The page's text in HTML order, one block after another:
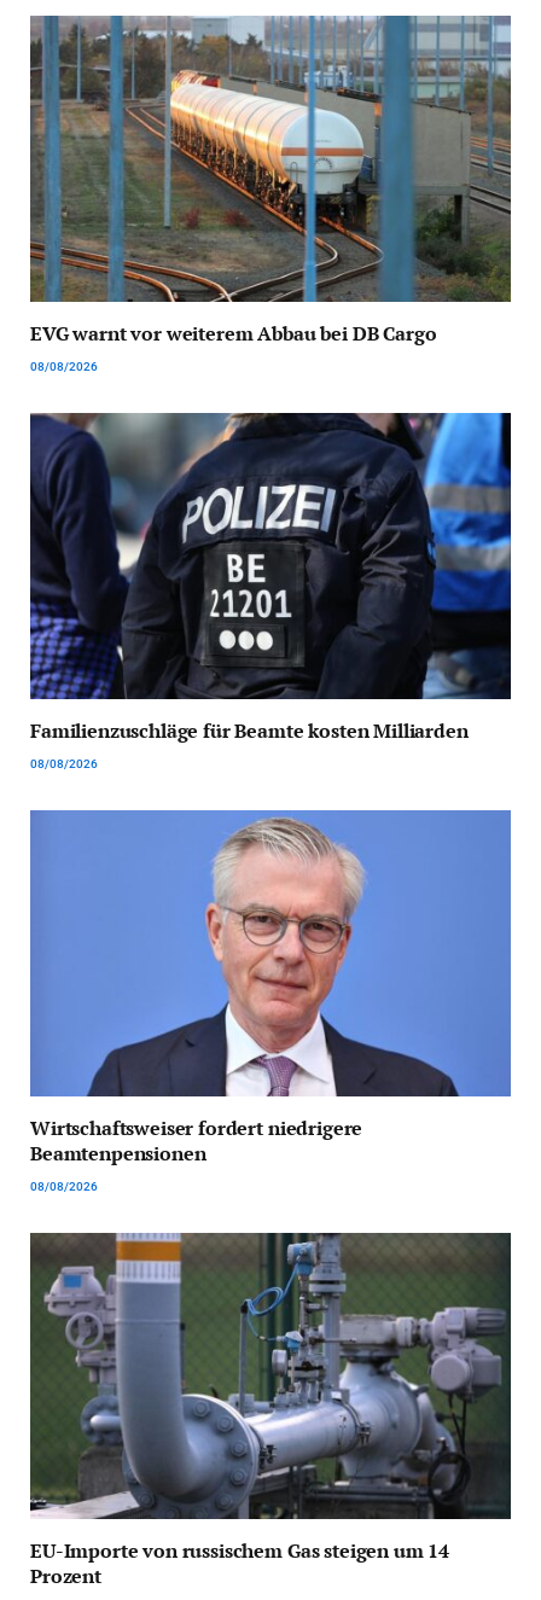
EVG warnt vor weiterem Abbau bei DB Cargo
08/08/2026
Familienzuschläge für Beamte kosten Milliarden
08/08/2026
Wirtschaftsweiser fordert niedrigere
Beamtenpensionen
08/08/2026
EU-Importe von russischem Gas steigen um 14
Prozent